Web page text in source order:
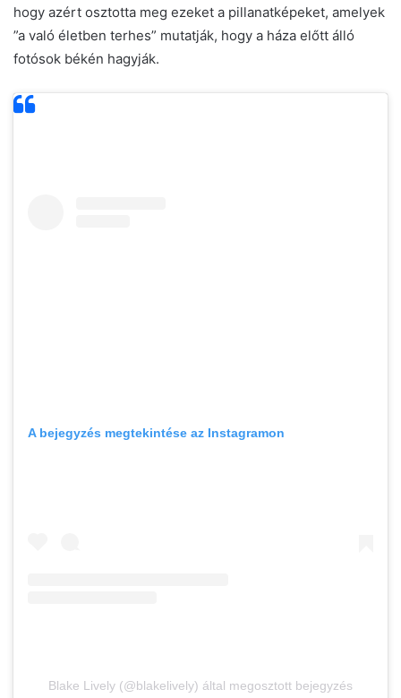
hogy azért osztotta meg ezeket a pillanatképeket, amelyek
”a való életben terhes” mutatják, hogy a háza előtt álló
fotósok békén hagyják.
A bejegyzés megtekintése az Instagramon
Blake Lively (@blakelively) által megosztott bejegyzés